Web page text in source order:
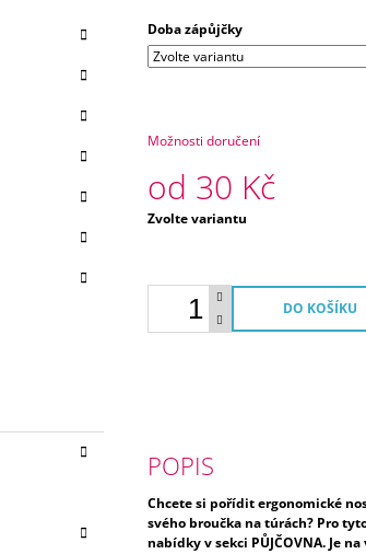
Doba zápůjčky
Možnosti doručení
od 30 Kč
Měrná
Zvolte variantu
DO KOŠÍKU
POPIS
Chcete si pořídit ergonomické
svého broučka na túrách? Pro
nabídky v sekci PŮJČOVNA. Je